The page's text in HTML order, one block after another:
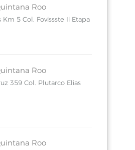
Roo
5 Col. Fovissste Ii Etapa
Roo
359 Col. Plutarco Elias
Roo